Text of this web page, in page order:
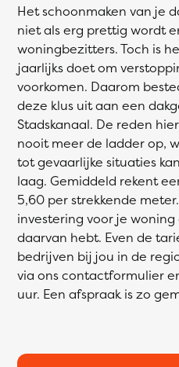
Het schoonmaken van je
niet als erg prettig wordt
woningbezitters. Toch is
jaarlijks doet om
voorkomen. Daarom
deze klus uit aan een
Stadskanaal. De reden
nooit meer de ladder op,
tot gevaarlijke situaties
laag. Gemiddeld rekent
5,60 per strekkende
investering voor je
daarvan hebt. Even de
bedrijven bij jou in de
via ons contactformulier
uur. Een afspraak is zo